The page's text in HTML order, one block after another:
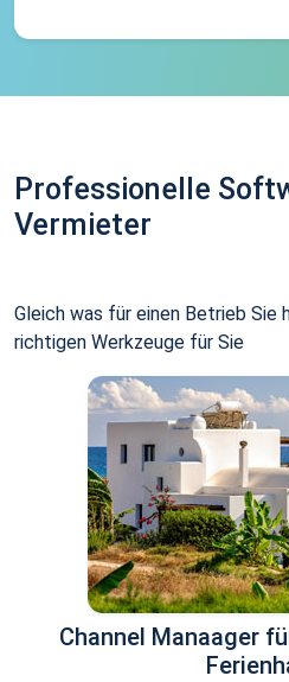
Professionelle
Vermieter
Gleich was für einen Betrieb Sie
richtigen Werkzeuge für Sie
Channel Manaager